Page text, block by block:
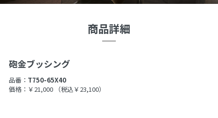
商品詳細
砲金ブッシング
品番： T750-65X40
価格：￥21,000
（税込￥23,100）